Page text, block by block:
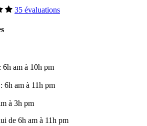
35 évaluations
6h am à 10h pm
6h am à 11h pm
à 3h pm
de 6h am à 11h pm